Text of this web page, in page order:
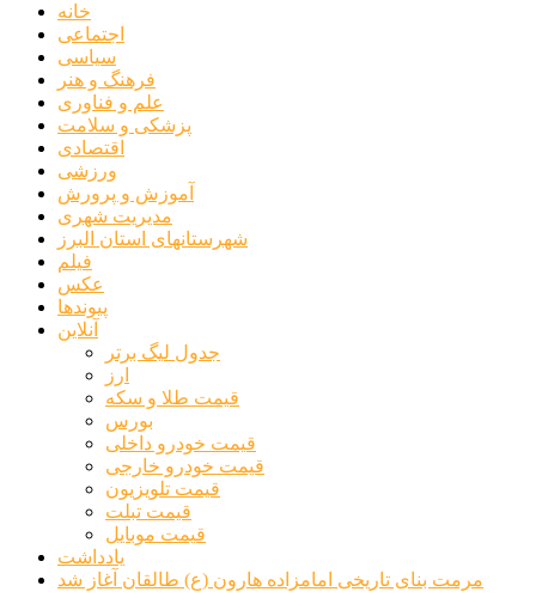
خانه
اجتماعی
سیاسی
فرهنگ و هنر
علم و فناوری
پزشکی و سلامت
اقتصادی
ورزشی
آموزش و پرورش
مدیریت شهری
شهرستانهای استان البرز
فیلم
عکس
پیوندها
آنلاین
جدول لیگ برتر
ارز
قیمت طلا و سکه
بورس
قیمت خودرو داخلی
قیمت خودرو خارجی
قیمت تلویزیون
قیمت تبلت
قیمت موبایل
یادداشت
مرمت بنای تاریخی امامزاده هارون (ع) طالقان آغاز شد